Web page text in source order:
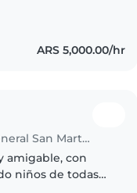
ARS 5,000.00/hr
Babysitter in Ciudad del Libertador General San Martín
amigable, con
niños de todas